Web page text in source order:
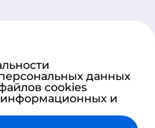
данных
cookies
информационных и